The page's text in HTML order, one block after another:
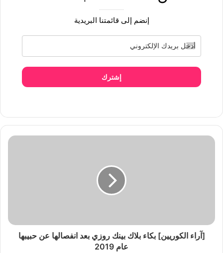
إنضم إلى قائمتنا البريدية
إشترك
[آراء الكوريين] بكاء بلاك بينك روزي بعد انفصالها عن حبيبها
عام 2019